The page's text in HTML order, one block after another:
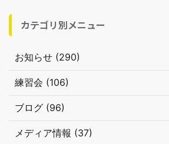
カテゴリ別メニュー
お知らせ (290)
練習会 (106)
ブログ (96)
メディア情報 (37)